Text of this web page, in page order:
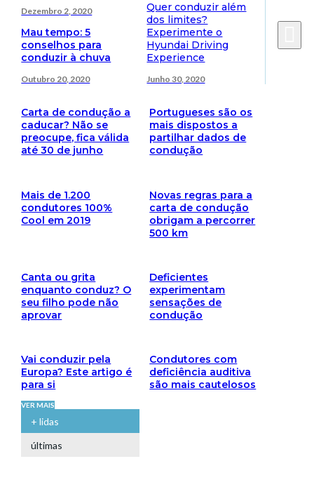
Dezembro 2, 2020
Mau tempo: 5
conselhos para
conduzir à chuva
Outubro 20, 2020
Quer conduzir além
dos limites?
Experimente o
Hyundai Driving
Experience
Junho 30, 2020
Carta de condução a
caducar? Não se
preocupe, fica válida
até 30 de junho
Portugueses são os
mais dispostos a
partilhar dados de
condução
Mais de 1.200
condutores 100%
Cool em 2019
Novas regras para a
carta de condução
obrigam a percorrer
500 km
Canta ou grita
enquanto conduz? O
seu filho pode não
aprovar
Deficientes
experimentam
sensações de
condução
Vai conduzir pela
Europa? Este artigo é
para si
Condutores com
deficiência auditiva
são mais cautelosos
VER MAIS
+ lidas
últimas